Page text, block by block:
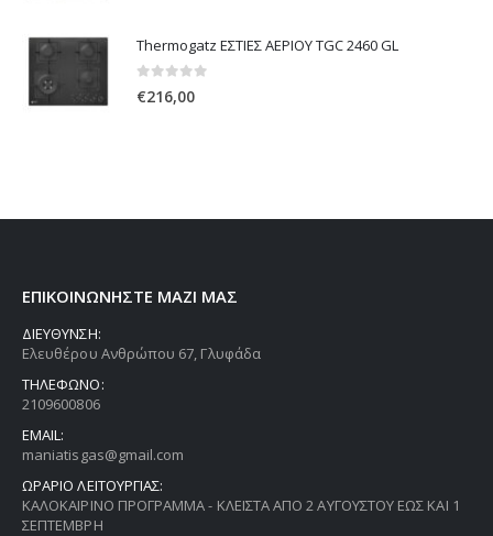
Thermogatz ΕΣΤΙΕΣ ΑΕΡΙΟΥ TGC 2460 GL
0out of 5
€216,00
ΕΠΙΚΟΙΝΩΝΗΣΤΕ ΜΑΖΙ ΜΑΣ
ΔΙΕΥΘΥΝΣΗ:
Ελευθέρου Ανθρώπου 67, Γλυφάδα
ΤΗΛΕΦΩΝΟ:
2109600806
EMAIL:
maniatisgas@gmail.com
ΩΡΑΡΙΟ ΛΕΙΤΟΥΡΓΙΑΣ:
ΚΑΛΟΚΑΙΡΙΝΟ ΠΡΟΓΡΑΜΜΑ - ΚΛΕΙΣΤΑ ΑΠΟ 2 ΑΥΓΟΥΣΤΟΥ ΕΩΣ ΚΑΙ 1
ΣΕΠΤΕΜΒΡΗ